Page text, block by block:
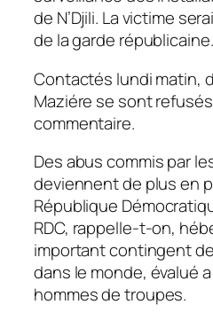
de N’Djili. La victime
de la garde républicaine.
Contactés lundi matin,
Maziére se sont
commentaire.
Des abus commis par
deviennent de plus en
République
RDC, rappelle-t-on,
important contingent
dans le monde, évalué
hommes de troupes.